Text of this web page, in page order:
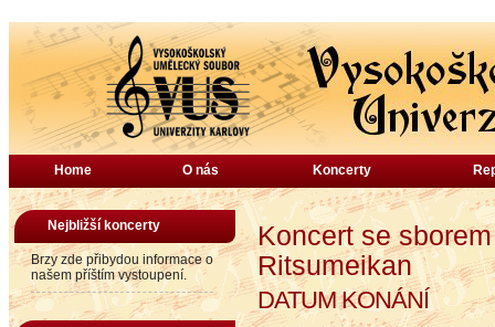
Home O nás Koncerty
Nejbližší koncerty
Brzy zde přibydou informace o
našem příštím vystoupení.
Koncert se
Ritsumeikan
DATUM KONÁNÍ